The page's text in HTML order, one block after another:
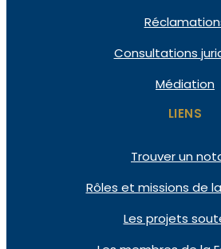
Consultations
Médiation
LIENS
Trouver un
Rôles et missions de
Les projets